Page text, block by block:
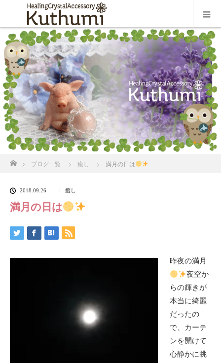
ブログ一覧 癒し 満月の日は
2018.09.26 癒し
満月の日は
昨夜の満月
夜空か
らの輝きが
本当に綺麗
だったの
で、カーテ
ンを開けて
心静かに眺